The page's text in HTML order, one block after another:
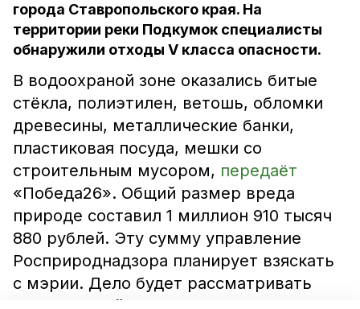
города Ставропольского края. На
территории реки Подкумок специалисты
обнаружили отходы V класса опасности.
В водоохраной зоне оказались битые
стёкла, полиэтилен, ветошь, обломки
древесины, металлические банки,
пластиковая посуда, мешки со
строительным мусором, передаёт
«Победа26». Общий размер вреда
природе составил 1 миллион 910 тысяч
880 рублей. Эту сумму управление
Росприроднадзора планирует взяскать
с мэрии. Дело будет рассматривать